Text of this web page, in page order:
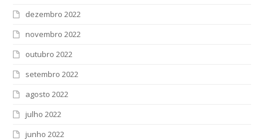
dezembro 2022
novembro 2022
outubro 2022
setembro 2022
agosto 2022
julho 2022
junho 2022